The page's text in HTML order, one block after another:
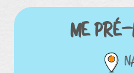
ME PRÉ-